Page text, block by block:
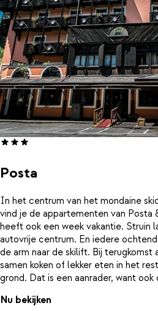
Posta
In het centrum van het mondaine
vind je de appartementen van Posta
heeft ook een week vakantie. Struin
autovrije centrum. En iedere
de arm naar de skilift. Bij terugkomst
samen koken of lekker eten in het
grond. Dat is een aanrader, want
Nu bekijken